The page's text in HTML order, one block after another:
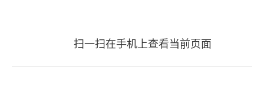
扫一扫在手机上查看当前页面